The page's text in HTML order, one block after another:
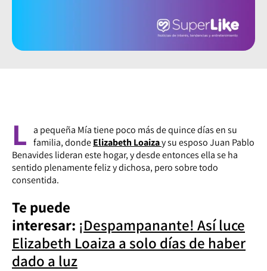
L
a pequeña Mía tiene poco más de quince días en su
familia, dondeElizabeth Loaizay su esposo Juan Pablo
Benavides lideran este hogar, y desde entonces ella se ha
sentido plenamente feliz y dichosa, pero sobre todo
consentida.
Te puede
interesar: ¡Despampanante! Así luce
Elizabeth Loaiza a solo días de haber
dado a luz